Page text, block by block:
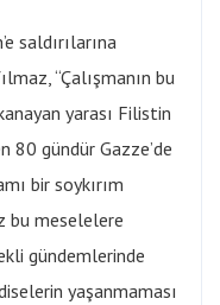
saldırılarına
“Çalışmanın bu
yarası Filistin
80 gündür Gazze’de
bir soykırım
bu meselelere
gündemlerinde
yaşanmaması